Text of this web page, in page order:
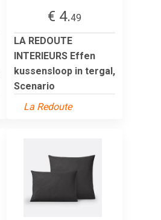
€ 4.49
LA REDOUTE
INTERIEURS Effen
kussensloop in tergal,
Scenario
La Redoute